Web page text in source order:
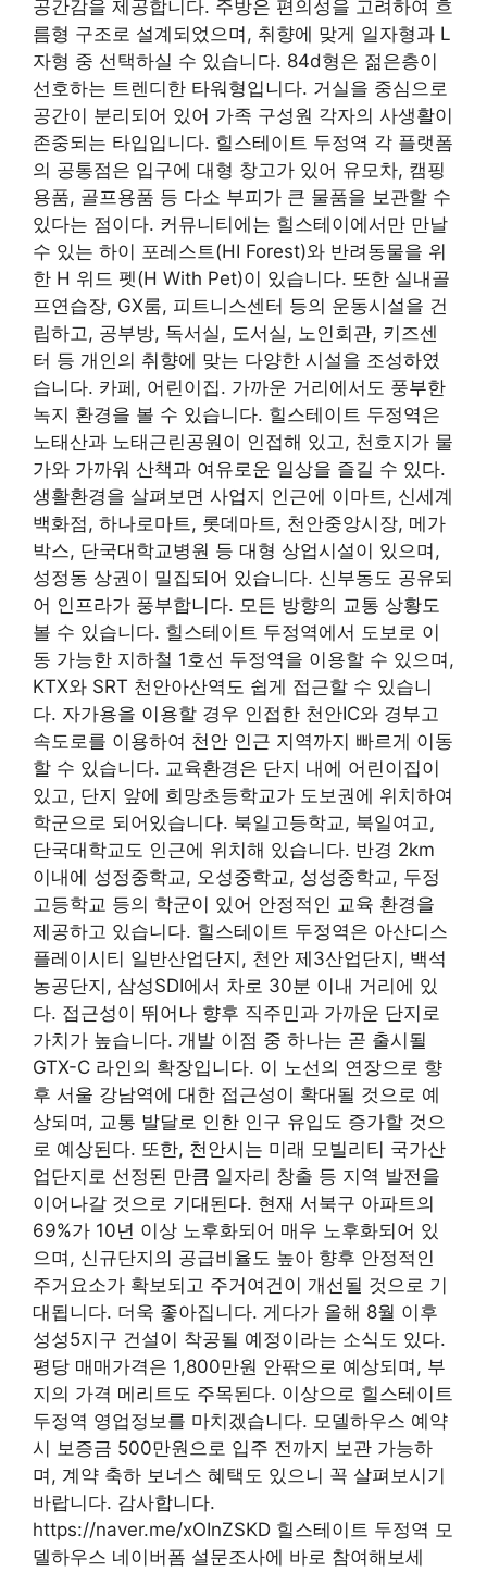
공간감을 제공합니다. 주방은 편의성을 고려하여 흐
름형 구조로 설계되었으며, 취향에 맞게 일자형과 L
자형 중 선택하실 수 있습니다. 84d형은 젊은층이
선호하는 트렌디한 타워형입니다. 거실을 중심으로
공간이 분리되어 있어 가족 구성원 각자의 사생활이
존중되는 타입입니다. 힐스테이트 두정역 각 플랫폼
의 공통점은 입구에 대형 창고가 있어 유모차, 캠핑
용품, 골프용품 등 다소 부피가 큰 물품을 보관할 수
있다는 점이다. 커뮤니티에는 힐스테이에서만 만날
수 있는 하이 포레스트(HI Forest)와 반려동물을 위
한 H 위드 펫(H With Pet)이 있습니다. 또한 실내골
프연습장, GX룸, 피트니스센터 등의 운동시설을 건
립하고, 공부방, 독서실, 도서실, 노인회관, 키즈센
터 등 개인의 취향에 맞는 다양한 시설을 조성하였
습니다. 카페, 어린이집. 가까운 거리에서도 풍부한
녹지 환경을 볼 수 있습니다. 힐스테이트 두정역은
노태산과 노태근린공원이 인접해 있고, 천호지가 물
가와 가까워 산책과 여유로운 일상을 즐길 수 있다.
생활환경을 살펴보면 사업지 인근에 이마트, 신세계
백화점, 하나로마트, 롯데마트, 천안중앙시장, 메가
박스, 단국대학교병원 등 대형 상업시설이 있으며,
성정동 상권이 밀집되어 있습니다. 신부동도 공유되
어 인프라가 풍부합니다. 모든 방향의 교통 상황도
볼 수 있습니다. 힐스테이트 두정역에서 도보로 이
동 가능한 지하철 1호선 두정역을 이용할 수 있으며,
KTX와 SRT 천안아산역도 쉽게 접근할 수 있습니
다. 자가용을 이용할 경우 인접한 천안IC와 경부고
속도로를 이용하여 천안 인근 지역까지 빠르게 이동
할 수 있습니다. 교육환경은 단지 내에 어린이집이
있고, 단지 앞에 희망초등학교가 도보권에 위치하여
학군으로 되어있습니다. 북일고등학교, 북일여고,
단국대학교도 인근에 위치해 있습니다. 반경 2km
이내에 성정중학교, 오성중학교, 성성중학교, 두정
고등학교 등의 학군이 있어 안정적인 교육 환경을
제공하고 있습니다. 힐스테이트 두정역은 아산디스
플레이시티 일반산업단지, 천안 제3산업단지, 백석
농공단지, 삼성SDI에서 차로 30분 이내 거리에 있
다. 접근성이 뛰어나 향후 직주민과 가까운 단지로
가치가 높습니다. 개발 이점 중 하나는 곧 출시될
GTX-C 라인의 확장입니다. 이 노선의 연장으로 향
후 서울 강남역에 대한 접근성이 확대될 것으로 예
상되며, 교통 발달로 인한 인구 유입도 증가할 것으
로 예상된다. 또한, 천안시는 미래 모빌리티 국가산
업단지로 선정된 만큼 일자리 창출 등 지역 발전을
이어나갈 것으로 기대된다. 현재 서북구 아파트의
69%가 10년 이상 노후화되어 매우 노후화되어 있
으며, 신규단지의 공급비율도 높아 향후 안정적인
주거요소가 확보되고 주거여건이 개선될 것으로 기
대됩니다. 더욱 좋아집니다. 게다가 올해 8월 이후
성성5지구 건설이 착공될 예정이라는 소식도 있다.
평당 매매가격은 1,800만원 안팎으로 예상되며, 부
지의 가격 메리트도 주목된다. 이상으로 힐스테이트
두정역 영업정보를 마치겠습니다. 모델하우스 예약
시 보증금 500만원으로 입주 전까지 보관 가능하
며, 계약 축하 보너스 혜택도 있으니 꼭 살펴보시기
바랍니다. 감사합니다.
https://naver.me/xOInZSKD 힐스테이트 두정역 모
델하우스 네이버폼 설문조사에 바로 참여해보세